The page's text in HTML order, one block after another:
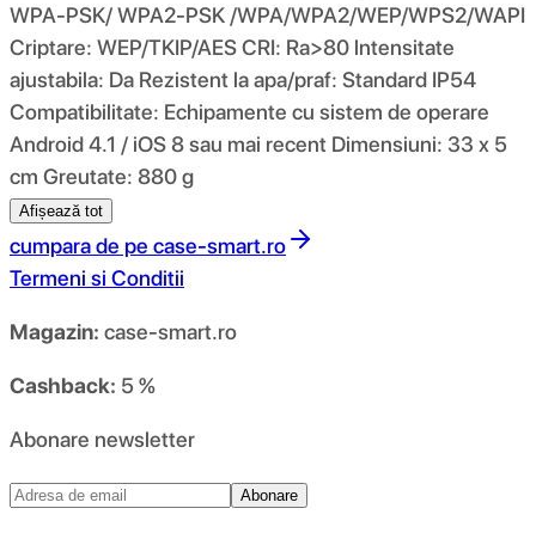
WPA-PSK/ WPA2-PSK /WPA/WPA2/WEP/WPS2/WAPI
Criptare: WEP/TKIP/AES CRI: Ra>80 lntensitate
ajustabila: Da Rezistent la apa/praf: Standard IP54
Compatibilitate: Echipamente cu sistem de operare
Android 4.1 / iOS 8 sau mai recent Dimensiuni: 33 x 5
cm Greutate: 880 g
Afișează tot
cumpara de pe case-smart.ro
Termeni si Conditii
Magazin: case-smart.ro
Cashback: 5 %
Abonare newsletter
Abonare